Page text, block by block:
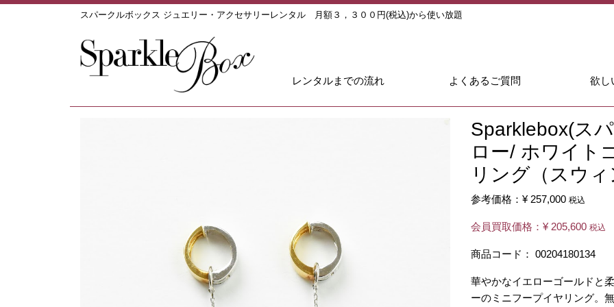
スパークルボックス ジュエリー・アクセサリーレンタル 月額３，３００円(税込)から使い放題
レンタルまでの流れ よくあるご質問 欲し
Sparklebox(ス
ロー/ ホワイト
リング（スウ
参考価格： ¥ 257,000 税込
会員買取価格： ¥ 205,600 税込
商品コード： 00204180134
華やかなイエローゴールドと
ーのミニフープイヤリング。